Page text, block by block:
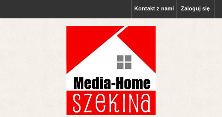
Zaloguj się
Kontakt z nami